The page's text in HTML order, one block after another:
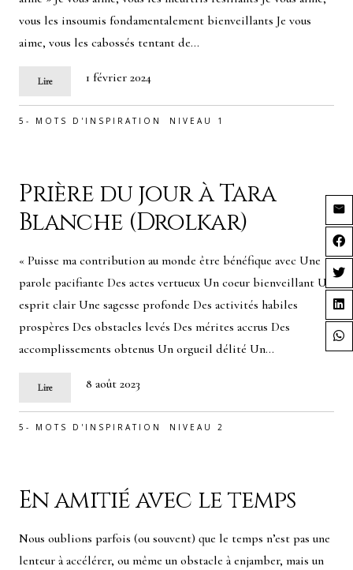
vous les insoumis fondamentalement bienveillants Je vous
aime, vous les cabossés tentant de…
Lire 1 février 2024
5- MOTS D'INSPIRATION NIVEAU 1
Prière du jour à Tara
Blanche (Drolkar)
« Puisse ma contribution au monde être bénéfique avec Une
parole pacifiante Des actes vertueux Un coeur bienveillant Un
esprit clair Une sagesse profonde Des activités habiles
prospères Des obstacles levés Des mérites accrus Des
accomplissements obtenus Un orgueil délité Un…
Lire 8 août 2023
5- MOTS D'INSPIRATION NIVEAU 2
En amitié avec le temps
Nous oublions parfois (ou souvent) que le temps n’est pas une
lenteur à accélérer, ou même un obstacle à enjamber, mais un